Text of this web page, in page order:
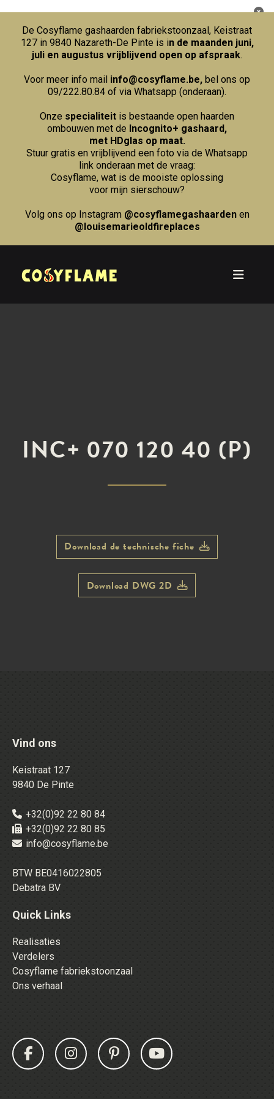
De Cosyflame gashaarden fabriekstoonzaal, Keistraat
127 in 9840 Nazareth-De Pinte is in de maanden juni,
juli en augustus vrijblijvend open op afspraak.
Voor meer info mail info@cosyflame.be, bel ons op
09/222.80.84 of via Whatsapp (onderaan).
Onze specialiteit is bestaande open haarden
ombouwen met de Incognito+ gashaard,
met HDglas op maat.
Stuur gratis en vrijblijvend een foto via de Whatsapp
link onderaan met de vraag:
Cosyflame, wat is de mooiste oplossing
voor mijn sierschouw?
Volg ons op Instagram @cosyflamegashaardenen
@louisemarieoldfireplaces
INC+ 070 120 40 (P)
Download de technische fiche
Download DWG 2D
Vind ons
Keistraat 127
9840 De Pinte
+32(0)92 22 80 84
+32(0)92 22 80 85
info@cosyflame.be
BTW BE0416022805
Debatra BV
Quick Links
Realisaties
Verdelers
Cosyflame fabriekstoonzaal
Ons verhaal